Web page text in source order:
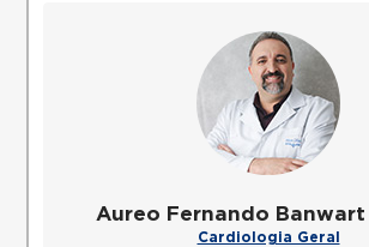
Aureo Fernando Banwart
Cardiologia Geral